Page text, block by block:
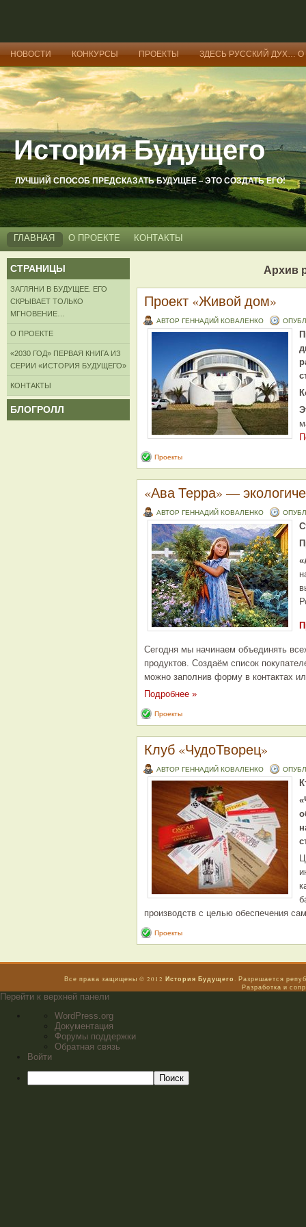
НОВОСТИ КОНКУРСЫ ПРОЕКТЫ ЗДЕСЬ РУССКИЙ ДУХ…
История Будущего
ЛУЧШИЙ СПОСОБ ПРЕДСКАЗАТЬ БУДУЩЕЕ – ЭТО СОЗДАТЬ ЕГО!
ГЛАВНАЯ О ПРОЕКТЕ КОНТАКТЫ
СТРАНИЦЫ
ЗАГЛЯНИ В БУДУЩЕЕ. ЕГО
СКРЫВАЕТ ТОЛЬКО
МГНОВЕНИЕ…
О ПРОЕКТЕ
«2030 ГОД» ПЕРВАЯ КНИГА ИЗ
СЕРИИ «ИСТОРИЯ БУДУЩЕГО»
КОНТАКТЫ
БЛОГРОЛЛ
Архив
Проект «Живой дом»
АВТОР ГЕННАДИЙ КОВАЛЕНКО
Проекты
«Ава Терра» —
АВТОР ГЕННАДИЙ КОВАЛЕНКО
Сегодня мы начинаем объединять
продуктов. Создаём список
можно заполнив форму в контактах
Подробнее »
Проекты
Клуб «ЧудоТворец»
АВТОР ГЕННАДИЙ КОВАЛЕНКО
производств с целью обеспечения
Проекты
Все права защищены © 2012История Будущего . Разрешается
Разработка и
Перейти к верхней панели
WordPress.org
Документация
Форумы поддержки
Обратная связь
Войти